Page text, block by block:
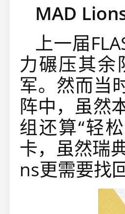
MAD
上一届
力碾压其余
军。然而当
阵中，虽然
组还算“轻
卡，虽然瑞
ns更需要找